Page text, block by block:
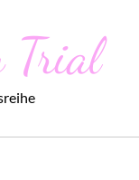
Trial